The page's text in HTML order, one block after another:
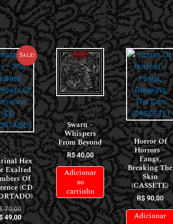
Sale!
CDS
Hex
Exalted
Of
(CD
70,00
49,00
CDS
NACIONAIS
Swarn –
Whispers
From Beyond
R$40,00
Adicionar
ao
carrinho
CASSETES
Horror Of
Horrors ‎–
Fangs,
Breaking The
Skin
(CASSETE)
R$90,00
Adicionar